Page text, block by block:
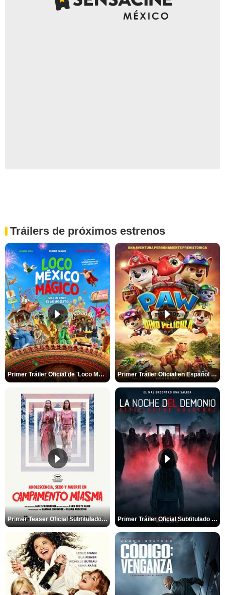
Tráilers de próximos estrenos
Primer Tráiler Oficial de 'Loco México Mágico' Primer Tráiler Oficial en Español de 'PAW Patrol La Dino Película'
Primer Teaser Oficial Subtitulado de 'Adolescencia, Sexo y Muerte en Campamento Miasma' Primer Tráiler Oficial Subtitulado de 'La Noche Del Demonio: Están Entre Nosotros'